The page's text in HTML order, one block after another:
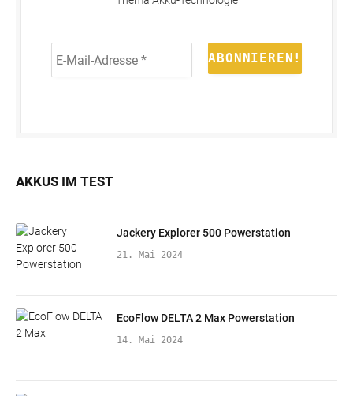
Mail-
AKKUS IM TEST
Jackery Explorer 500 Powerstation
21. Mai 2024
EcoFlow DELTA 2 Max Powerstation
14. Mai 2024